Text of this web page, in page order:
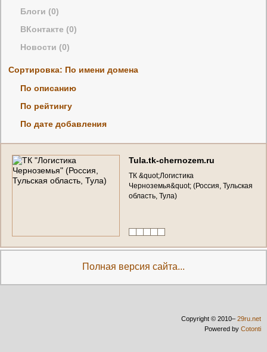
Блоги (0)
ВКонтакте (0)
Новости (0)
Сортировка: По имени домена
По описанию
По рейтингу
По дате добавления
Tula.tk-chernozem.ru
ТК &quot;Логистика
Черноземья&quot; (Россия Тульская
область, Тула)
Полная версия сайта...
Copyright © 2010– 29ru.net
Powered by Cotonti